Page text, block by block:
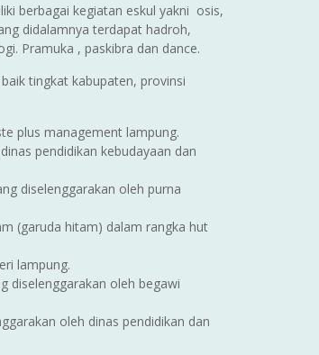
berbagai kegiatan eskul yakni osis,
didalamnya terdapat hadroh,
Pramuka , paskibra dan dance.
tingkat kabupaten, provinsi
plus management lampung.
pendidikan kebudayaan dan
diselenggarakan oleh purna
(garuda hitam) dalam rangka hut
lampung.
diselenggarakan oleh begawi
oleh dinas pendidikan dan